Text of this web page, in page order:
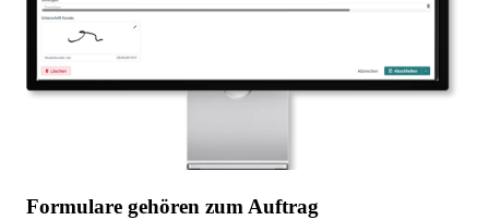
Formulare gehören zum Auftrag